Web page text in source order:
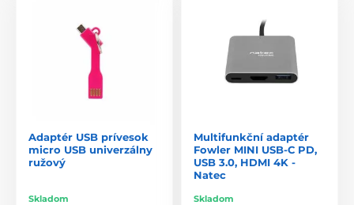
Adaptér USB prívesok
micro USB univerzálny
ružový
Skladom
Multifunkční adaptér
Fowler MINI USB-C PD,
USB 3.0, HDMI 4K -
Natec
Skladom